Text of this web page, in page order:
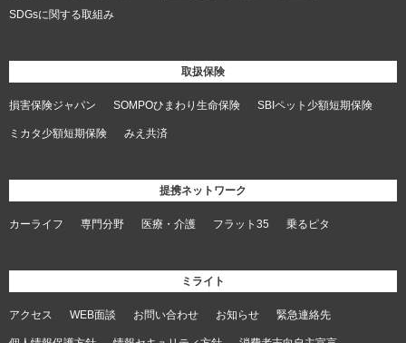
SDGsに関する取組み
取扱保険
損害保険ジャパン SOMPOひまわり生命保険 SBIペット少額短期保険
ミカタ少額短期保険 みえ共済
提携ネットワーク
カーライフ 専門分野 医療・介護 フラット35 乗るピタ
ミライト
アクセス WEB面談 お問い合わせ お知らせ 緊急連絡先